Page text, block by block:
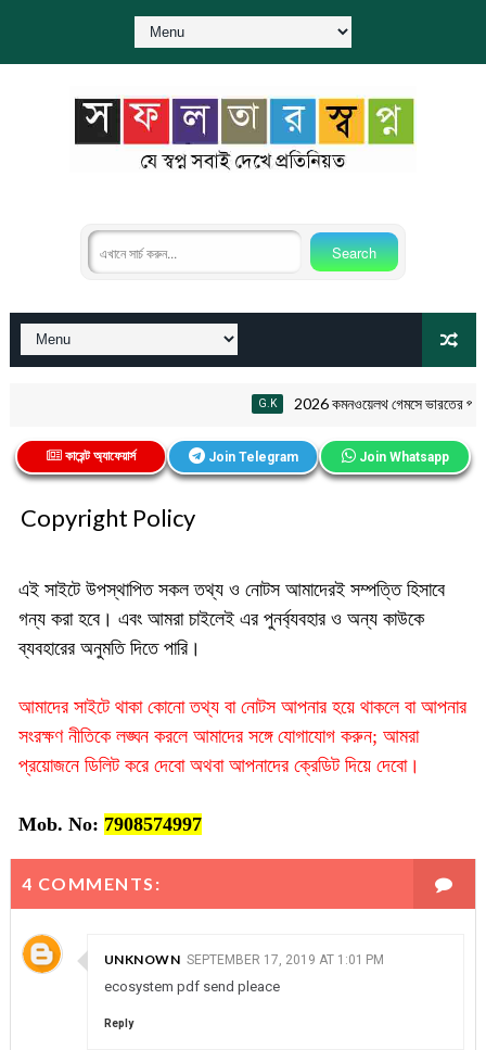
2026 কমনওয়েলথ গেমসে ভারতের পদক
কারেন্ট অ্যাফেয়ার্স Join Telegram Join Whatsapp
Copyright Policy
এই সাইটে উপস্থাপিত সকল তথ্য ও নোটস আমাদেরই সম্পত্তি হিসাবে
গন্য করা হবে। এবং আমরা চাইলেই এর পুনর্ব্যবহার ও অন্য কাউকে
ব্যবহারের অনুমতি দিতে পারি।
আমাদের সাইটে থাকা কোনো তথ্য বা নোটস আপনার হয়ে থাকলে বা আপনার
সংরক্ষণ নীতিকে লঙ্ঘন করলে আমাদের সঙ্গে যোগাযোগ করুন; আমরা
প্রয়োজনে ডিলিট করে দেবো অথবা আপনাদের ক্রেডিট দিয়ে দেবো।
Mob. No: 7908574997
4 COMMENTS:
UNKNOWN SEPTEMBER 17, 2019 AT 1:01 PM
ecosystem pdf send pleace
Reply